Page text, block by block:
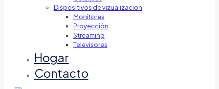
Dispositivos de vizualizacion
Monitores
Proyección
Streaming
Televisores
Hogar
Contacto